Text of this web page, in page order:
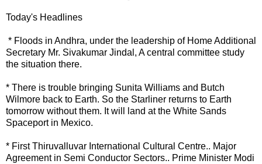
Today's Headlines
* Floods in Andhra, under the leadership of Home Additional
Secretary Mr. Sivakumar Jindal, A central committee study
the situation there.
* There is trouble bringing Sunita Williams and Butch
Wilmore back to Earth. So the Starliner returns to Earth
tomorrow without them. It will land at the White Sands
Spaceport in Mexico.
* First Thiruvalluvar International Cultural Centre.. Major
Agreement in Semi Conductor Sectors.. Prime Minister Modi